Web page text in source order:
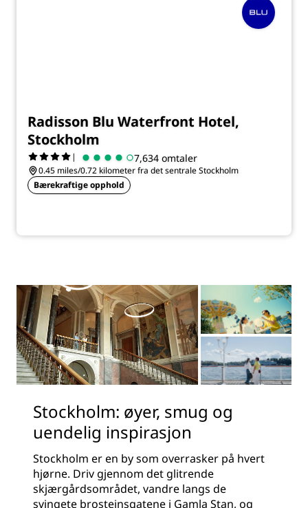
Radisson Blu Waterfront Hotel,
Stockholm
| 7,634 omtaler
0.45 miles/0.72 kilometer fra det sentrale Stockholm
Bærekraftige opphold
Stockholm: øyer, smug og
uendelig inspirasjon
Stockholm er en by som overrasker på hvert
hjørne. Driv gjennom det glitrende
skjærgårdsområdet, vandre langs de
svingete brosteinsgatene i Gamla Stan, og